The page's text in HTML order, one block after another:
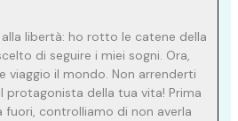
alla libertà: ho rotto le catene della
di seguire i miei sogni. Ora,
viaggio il mondo. Non arrenderti
protagonista della tua vita! Prima
fuori, controlliamo di non averla